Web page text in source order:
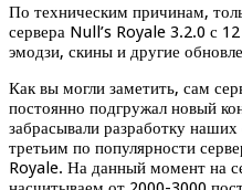
По техническим причинам,
сервера Null’s Royale 3.2.0 с
эмодзи, скины и другие
Как вы могли заметить, сам
постоянно подгружал новый
забрасывали разработку
третьим по популярности
Royale. На данный момент на